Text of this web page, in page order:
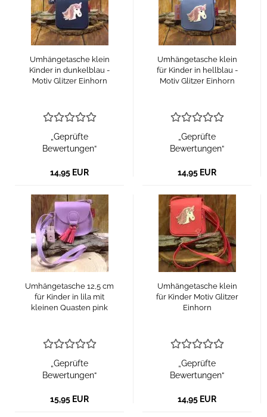
Umhängetasche klein
Kinder in dunkelblau -
Motiv Glitzer Einhorn
„Geprüfte
Bewertungen“
14,95 EUR
Umhängetasche klein
für Kinder in hellblau -
Motiv Glitzer Einhorn
„Geprüfte
Bewertungen“
14,95 EUR
Umhängetasche 12,5 cm
für Kinder in lila mit
kleinen Quasten pink
„Geprüfte
Bewertungen“
15,95 EUR
Umhängetasche klein
für Kinder Motiv Glitzer
Einhorn
„Geprüfte
Bewertungen“
14,95 EUR